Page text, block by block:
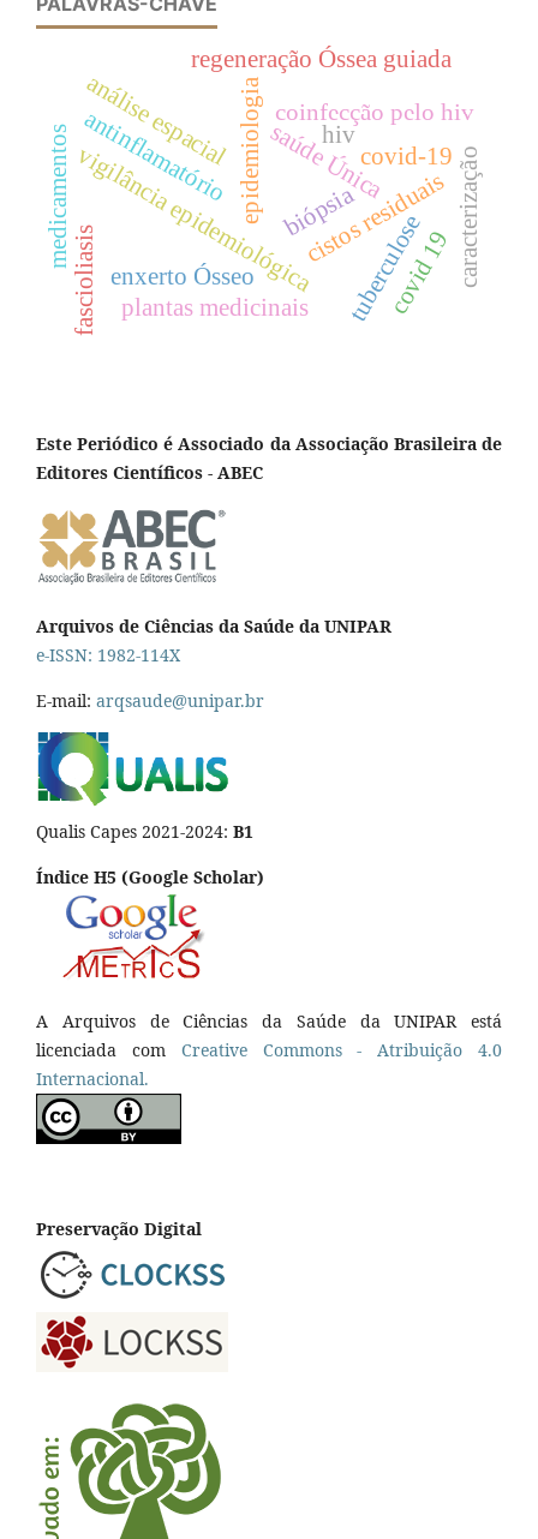
saúde Única
epidemiologia
vigilância epidemiológica
análise espacial
cistos residuais
biópsia
regeneração Óssea guiada
enxerto Ósseo
coinfecção pelo hiv
tuberculose
covid-19
fascioliasis caracterização
antinflamatório
plantas medicinais covid 19
medicamentos hiv
Este Periódico é Associado da Associação Brasileira de
Editores Científicos - ABEC
Arquivos de Ciências da Saúde da UNIPAR
e-ISSN: 1982-114X
E-mail: arqsaude@unipar.br
Qualis Capes 2021-2024: B1
Índice H5 (Google Scholar)
A Arquivos de Ciências da Saúde da UNIPAR está
licenciada com Creative Commons - Atribuição 4.0
Internacional.
Preservação Digital